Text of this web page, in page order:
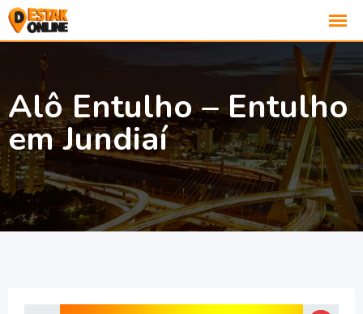
Alô Entulho – Entulho
em Jundiaí